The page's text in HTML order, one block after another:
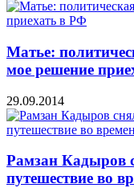
Матье:
мое решение
29.09.2014
Рамзан Кадыров
путешествие во